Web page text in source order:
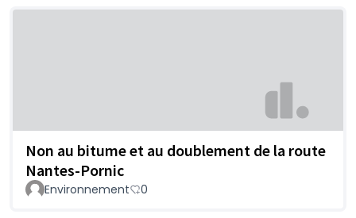
Non au bitume et au doublement de la route
Nantes-Pornic
Environnement 0